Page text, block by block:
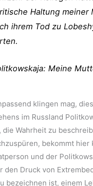
Haltung meiner
ihrem Tod zu
Meine
klingen mag,
im Russland
die Wahrheit zu
bekommt
und der
den Druck von
bezeichnen ist, einem